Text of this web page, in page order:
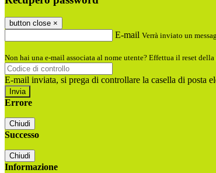
button close ×
E-mail Verrà inviato un
Non hai una e-mail associata al nome utente? Effettua il reset
E-mail inviata, si prega di controllare la casella di posta
Errore
Chiudi
Successo
Chiudi
Informazione